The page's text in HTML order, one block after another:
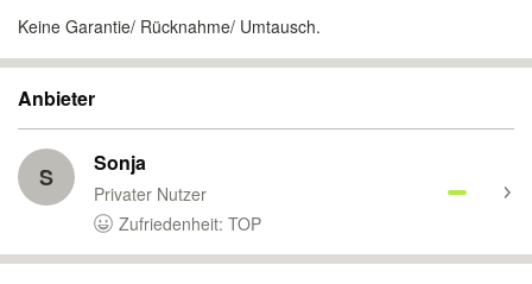
Keine Garantie/ Rücknahme/ Umtausch.
Anbieter
S Sonja
Privater Nutzer
Zufriedenheit: TOP